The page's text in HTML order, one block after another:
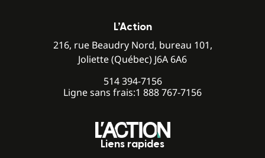
L’Action
216, rue Beaudry Nord, bureau 101,
Joliette (Québec) J6A 6A6
514 394-7156
Ligne sans frais:1 888 767-7156
Liens rapides